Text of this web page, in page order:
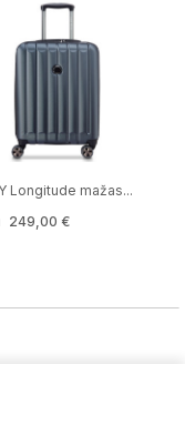
Longitude mažas...
249,00 €